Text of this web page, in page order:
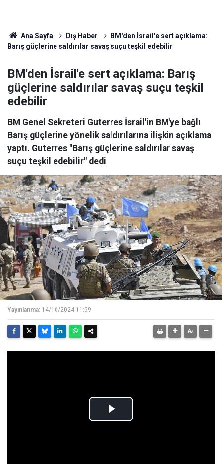
Ana Sayfa Dış Haber
BM'den İsrail'e sert açıklama:
Barış güçlerine saldırılar savaş suçu teşkil edebilir
BM'den İsrail'e sert açıklama: Barış
güçlerine saldırılar savaş suçu teşkil
edebilir
BM Genel Sekreteri Guterres İsrail'in BM'ye bağlı
Barış güçlerine yönelik saldırılarına ilişkin açıklama
yaptı. Guterres "Barış güçlerine saldırılar savaş
suçu teşkil edebilir" dedi
Yayınlanma: 14/10/2024 11:59